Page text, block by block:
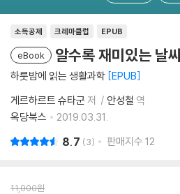
소득공제 크레마클럽 EPUB
eBook 알수록 재미있는 날
하룻밤에 읽는 생활과학 EPUB
게르하르트 슈타군 저 안성철 역
옥당북스
2019.03.31.
8.7 3 판매지수 12
11,000원